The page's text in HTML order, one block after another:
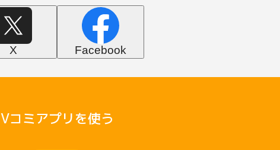
X Facebook
Vコミアプリを使う